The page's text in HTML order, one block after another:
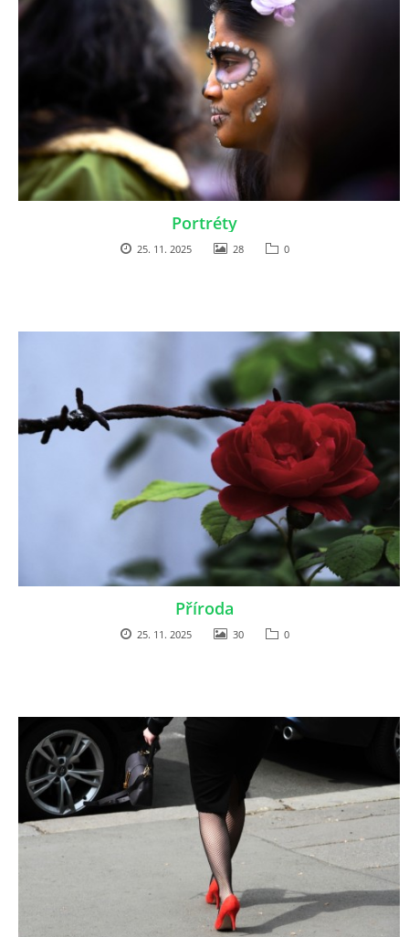
Portréty
25. 11. 2025 28 0
Příroda
25. 11. 2025 30 0